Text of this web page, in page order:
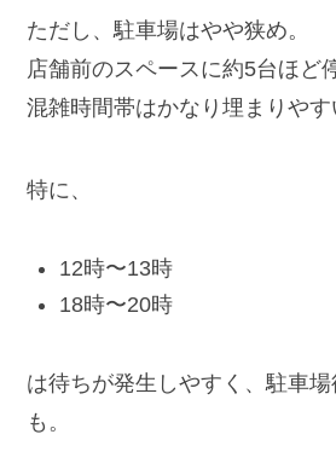
ただし、駐車場はやや狭め。
店舗前のスペースに約5台ほど
混雑時間帯はかなり埋まりやす
特に、
12時〜13時
18時〜20時
は待ちが発生しやすく、駐車場
も。